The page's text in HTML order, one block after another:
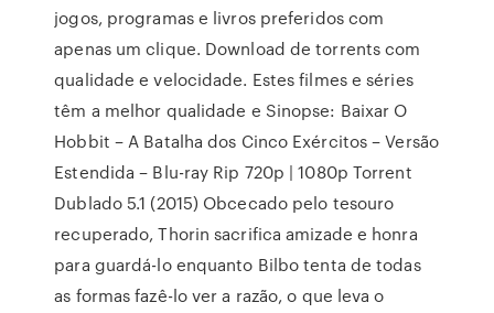
jogos, programas e livros preferidos com
apenas um clique. Download de torrents com
qualidade e velocidade. Estes filmes e séries
têm a melhor qualidade e Sinopse: Baixar O
Hobbit – A Batalha dos Cinco Exércitos – Versão
Estendida – Blu-ray Rip 720p | 1080p Torrent
Dublado 5.1 (2015) Obcecado pelo tesouro
recuperado, Thorin sacrifica amizade e honra
para guardá-lo enquanto Bilbo tenta de todas
as formas fazê-lo ver a razão, o que leva o